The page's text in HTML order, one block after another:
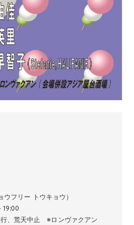
フリー トウキョウ）
19:00
、荒天中止 ※ロンヴァクアン